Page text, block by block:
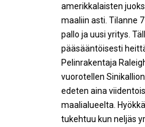
amerikkalaisten
maaliin asti. Tilanne
pallo ja uusi yritys.
pääsääntöisesti
Pelinrakentaja
vuorotellen
edeten aina
maalialueelta.
tukehtuu kun neljäs